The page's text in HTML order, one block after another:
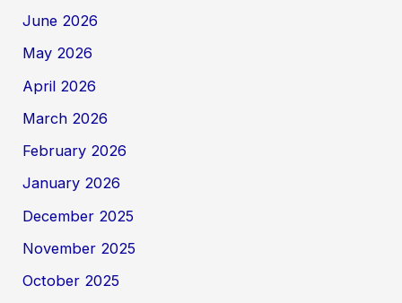
June 2026
May 2026
April 2026
March 2026
February 2026
January 2026
December 2025
November 2025
October 2025